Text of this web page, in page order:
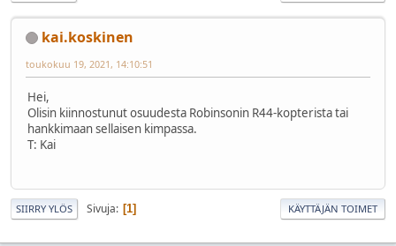
kai.koskinen
toukokuu 19, 2021, 14:10:51
Hei,
Olisin kiinnostunut osuudesta Robinsonin R44-kopterista tai
hankkimaan sellaisen kimpassa.
T: Kai
SIIRRY YLÖS Sivuja 1 KÄYTTÄJÄN TOIMET